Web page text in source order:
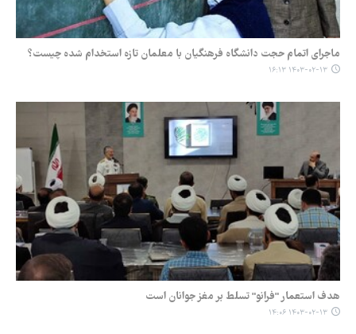
ماجرای اتمام حجت دانشگاه فرهنگیان با معلمان تازه استخدام شده چیست؟
۱۴۰۳-۰۲-۱۳ ۱۶:۱۳
هدف استعمار "فرانو" تسلط بر مغز جوانان است
۱۴۰۳-۰۲-۱۳ ۱۴:۰۶